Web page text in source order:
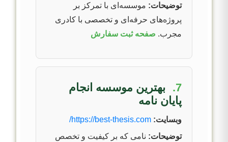
توضیحات: موسسه‌ای با تمرکز بر
پروژه‌های حرفه‌ای و تخصصی با کادری
مجرب. صفحه ثبت سفارش
7.
بهترین موسسه انجام
پایان نامه
وبسایت: https://best-thesis.com/
توضیحات: نامی که بر کیفیت و تخصص